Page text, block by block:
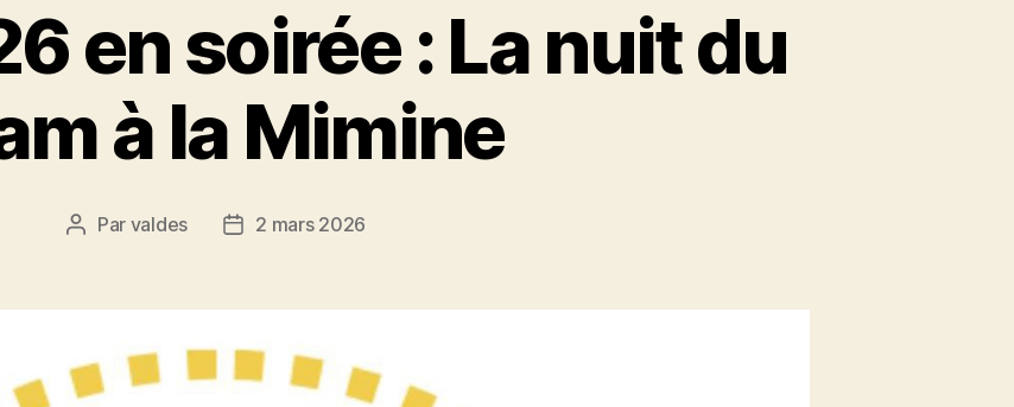
en soirée : La nuit du
à la Mimine
Auteur
Par valdes
Date2 mars 2026